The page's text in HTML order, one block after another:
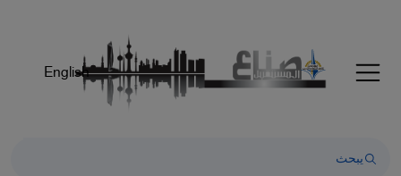
English